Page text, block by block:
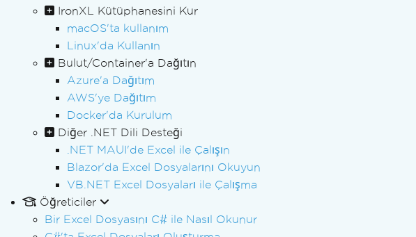
IronXL Kütüphanesini Kur
macOS'ta kullanım
Linux'da Kullanın
Bulut/Container'a Dağıtın
Azure'a Dağıtım
AWS'ye Dağıtım
Docker'da Kurulum
Diğer .NET Dili Desteği
.NET MAUI'de Excel ile Çalışın
Blazor'da Excel Dosyalarını Okuyun
VB.NET Excel Dosyaları ile Çalışma
Öğreticiler
Bir Excel Dosyasını C# ile Nasıl Okunur